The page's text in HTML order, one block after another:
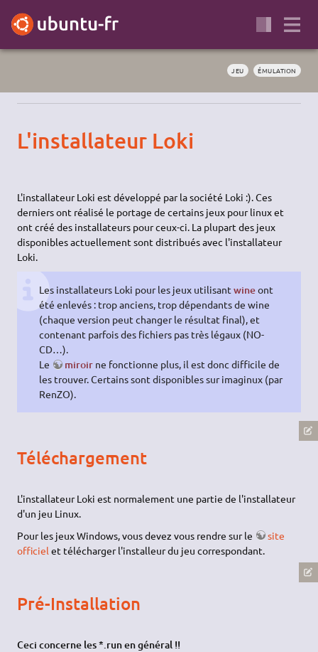
JEU ÉMULATION
L'installateur Loki
L'installateur Loki est développé par la société Loki :). Ces
derniers ont réalisé le portage de certains jeux pour linux et
ont créé des installateurs pour ceux-ci. La plupart des jeux
disponibles actuellement sont distribués avec l'installateur
Loki.
Les installateurs Loki pour les jeux utilisant wineont
été enlevés : trop anciens, trop dépendants de wine
(chaque version peut changer le résultat final), et
contenant parfois des fichiers pas très légaux (NO-
CD…).
Le
miroirne fonctionne plus, il est donc difficile de
les trouver. Certains sont disponibles sur imaginux (par
RenZO).
Téléchargement
L'installateur Loki est normalement une partie de l'installateur
d'un jeu Linux.
Pour les jeux Windows, vous devez vous rendre sur le
site
officiel et télécharger l'installeur du jeu correspondant.
Pré-Installation
Ceci concerne les *.run en général !!